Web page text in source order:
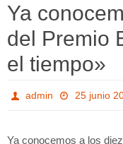
Ya
del Premio
el tiempo»
admin 25 junio
Ya conocemos a los